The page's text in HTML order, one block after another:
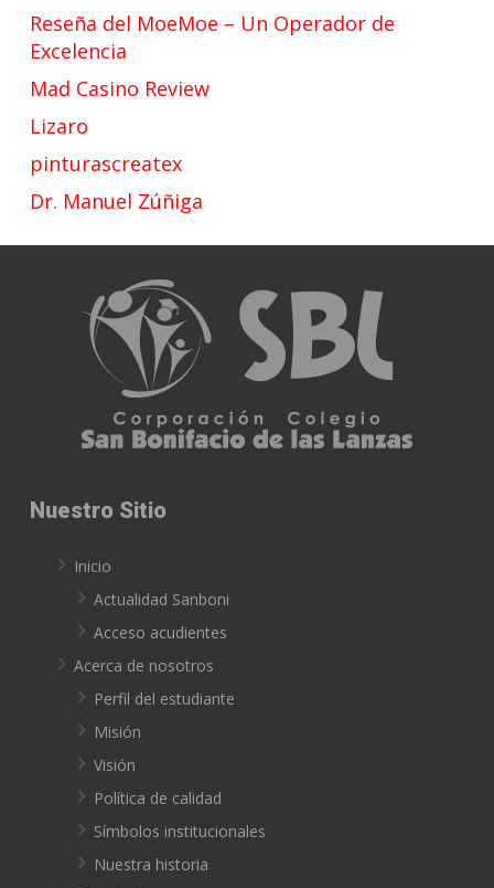
Reseña del MoeMoe – Un Operador de
Excelencia
Mad Casino Review
Lizaro
pinturascreatex
Dr. Manuel Zúñiga
Nuestro Sitio
Inicio
Actualidad Sanboni
Acceso acudientes
Acerca de nosotros
Perfil del estudiante
Misión
Visión
Política de calidad
Símbolos institucionales
Nuestra historia